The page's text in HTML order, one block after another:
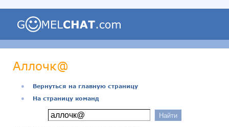
Аллочк@
●
Вернуться на главную страницу
●
На страницу команд